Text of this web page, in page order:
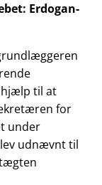
Erdogan-
hjælp til at
for
under
udnævnt til